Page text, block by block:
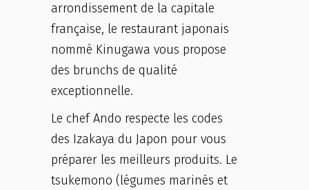
arrondissement de la capitale
française, le restaurant japonais
nommé Kinugawa vous propose
des brunchs de qualité
exceptionnelle.
Le chef Ando respecte les codes
des Izakaya du Japon pour vous
préparer les meilleurs produits. Le
tsukemono (légumes marinés et